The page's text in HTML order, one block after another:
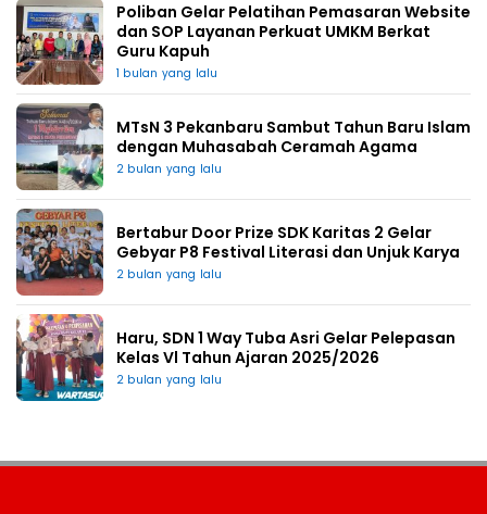
Poliban Gelar Pelatihan Pemasaran Website
dan SOP Layanan Perkuat UMKM Berkat
Guru Kapuh
1 bulan yang lalu
MTsN 3 Pekanbaru Sambut Tahun Baru Islam
dengan Muhasabah Ceramah Agama
2 bulan yang lalu
Bertabur Door Prize SDK Karitas 2 Gelar
Gebyar P8 Festival Literasi dan Unjuk Karya
2 bulan yang lalu
Haru, SDN 1 Way Tuba Asri Gelar Pelepasan
Kelas Vl Tahun Ajaran 2025/2026
2 bulan yang lalu